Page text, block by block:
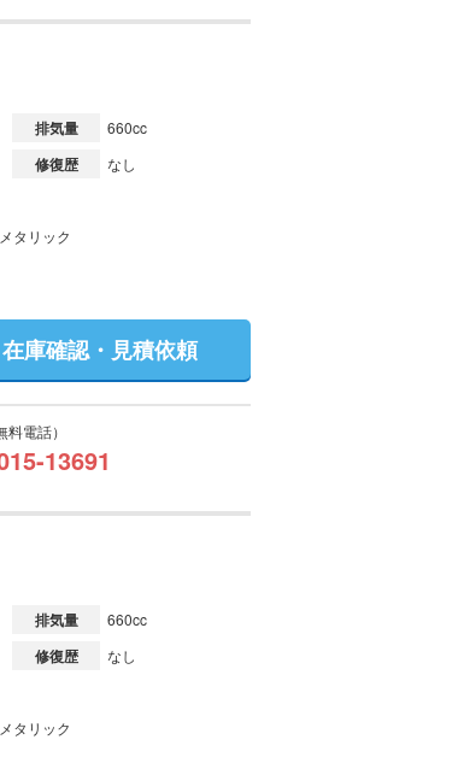
排気量 660cc
修復歴 なし
タリック
在庫確認・見積依頼
電話）
13691
排気量 660cc
修復歴 なし
タリック